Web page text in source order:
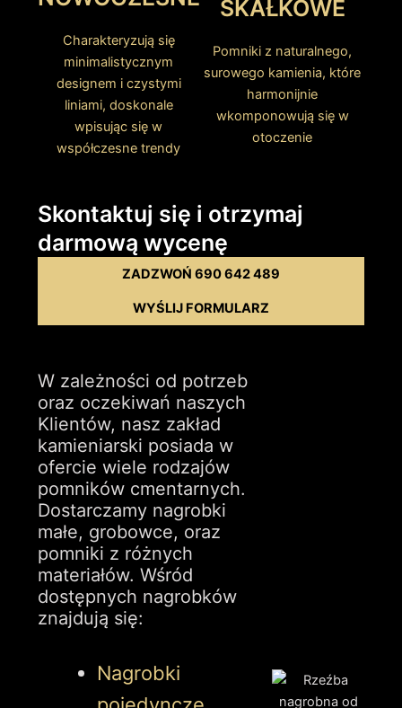
Charakteryzują się
minimalistycznym
designem i czystymi
liniami, doskonale
wpisując się w
współczesne trendy
SKAŁKOWE
Pomniki z naturalnego,
surowego kamienia, które
harmonijnie
wkomponowują się w
otoczenie
Skontaktuj się i otrzymaj
darmową wycenę
ZADZWOŃ 690 642 489
WYŚLIJ FORMULARZ
W zależności od potrzeb
oraz oczekiwań naszych
Klientów, nasz zakład
kamieniarski posiada w
ofercie wiele rodzajów
pomników cmentarnych.
Dostarczamy nagrobki
małe, grobowce, oraz
pomniki z różnych
materiałów. Wśród
dostępnych nagrobków
znajdują się:
Nagrobki